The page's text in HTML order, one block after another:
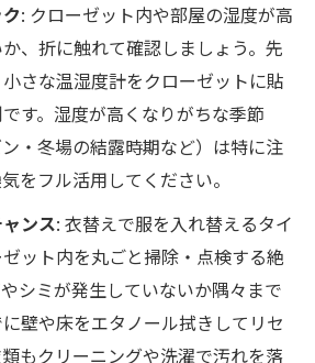
: クローゼット内や部屋の湿度が高
、折に触れて確認しましょう。先
さな温湿度計をクローゼットに貼
す。湿度が高くなりがちな季節
ン・冬場の結露時期など）は特に注
をフル活用してください。
ンス: 衣替えで服を入れ替えるタイ
ット内を丸ごと掃除・点検する絶
シミが発生していないか隅々まで
壁や床をエタノール拭きしてリセ
もクリーニングや洗濯で汚れを落